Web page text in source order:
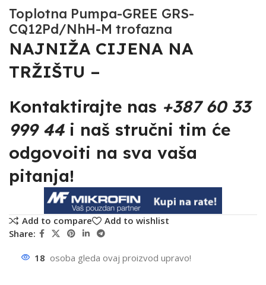
Toplotna Pumpa-GREE GRS-
CQ12Pd/NhH-M trofazna
NAJNIŽA CIJENA NA
TRŽIŠTU –
Kontaktirajte nas +387 60 33
999 44i naš stručni tim će
odgovoiti na sva vaša
pitanja!
Add to compare
Add to wishlist
Share:
18 osoba gleda ovaj proizvod upravo!